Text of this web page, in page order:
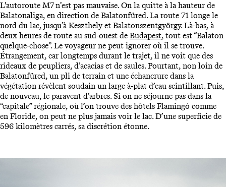
L'autoroute M7 n’est pas mauvaise. On la quitte à la hauteur de
Balatonaliga, en direction de Balatonfüred. La route 71 longe le
nord du lac, jusqu’à Keszthely et Balatonszentgyörgy. Là-bas, à
deux heures de route au sud-ouest de Budapest, tout est “Balaton
quelque-chose”. Le voyageur ne peut ignorer où il se trouve.
Étrangement, car longtemps durant le trajet, il ne voit que des
rideaux de peupliers, d’acacias et de saules. Pourtant, non loin de
Balatonfüred, un pli de terrain et une échancrure dans la
végétation révèlent soudain un large à-plat d’eau scintillant. Puis,
de nouveau, le paravent d’arbres. Si on ne séjourne pas dans la
“capitale” régionale, où l’on trouve des hôtels Flamingó comme
en Floride, on peut ne plus jamais voir le lac. D’une superficie de
596 kilomètres carrés, sa discrétion étonne.